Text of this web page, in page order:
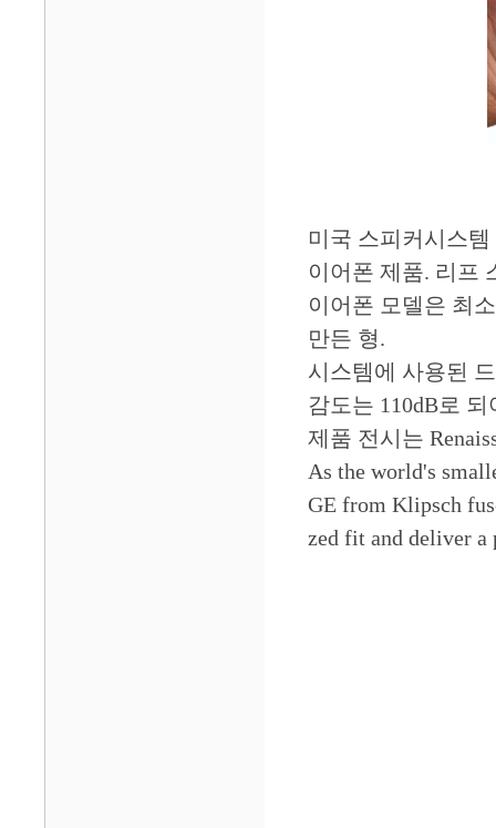
미국 스피커시스
이어폰 제품. 리프
이어폰 모델은 최
만든 형.
시스템에 사용된
감도는 110dB로
제품 전시는
As the world's
GE from Klipsch
zed fit and deliver a